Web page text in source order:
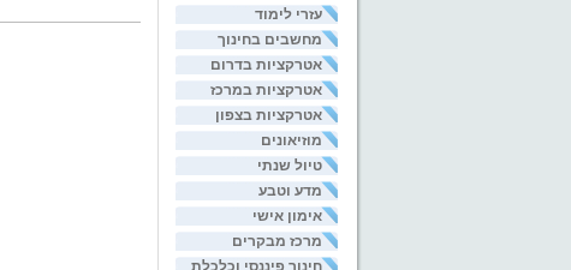
עזרי לימוד
מחשבים בחינוך
אטרקציות בדרום
אטרקציות במרכז
אטרקציות בצפון
מוזיאונים
טיול שנתי
מדע וטבע
אימון אישי
מרכז מבקרים
חינוך פיננסי וכלכלת